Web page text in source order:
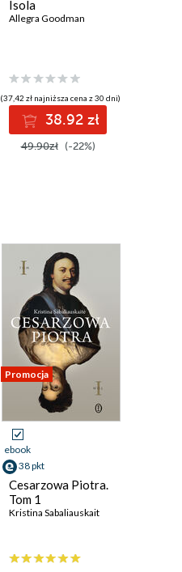
Isola
Allegra Goodman
(37,42 zł najniższa cena z 30 dni)
38.92 zł
49.90zł (-22%)
Promocja
ebook
38 pkt
Cesarzowa Piotra.
Tom 1
Kristina Sabaliauskait